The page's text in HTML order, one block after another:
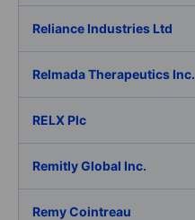
Reliance Industries Ltd
Relmada Therapeutics Inc.
RELX Plc
Remitly Global Inc.
Remy Cointreau